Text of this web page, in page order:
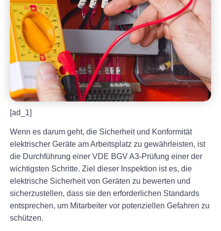
[ad_1]
Wenn es darum geht, die Sicherheit und Konformität
elektrischer Geräte am Arbeitsplatz zu gewährleisten, ist
die Durchführung einer VDE BGV A3-Prüfung einer der
wichtigsten Schritte. Ziel dieser Inspektion ist es, die
elektrische Sicherheit von Geräten zu bewerten und
sicherzustellen, dass sie den erforderlichen Standards
entsprechen, um Mitarbeiter vor potenziellen Gefahren zu
schützen.